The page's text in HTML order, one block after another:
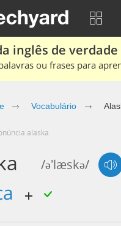
inglês de
ou frases para
Vocabulário
alaska
/ə'læskə/